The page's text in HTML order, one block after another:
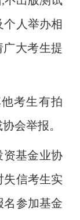
人举办相
大考生提
考生有拍
会举报。
资基金业协
失信考生实
名参加基金